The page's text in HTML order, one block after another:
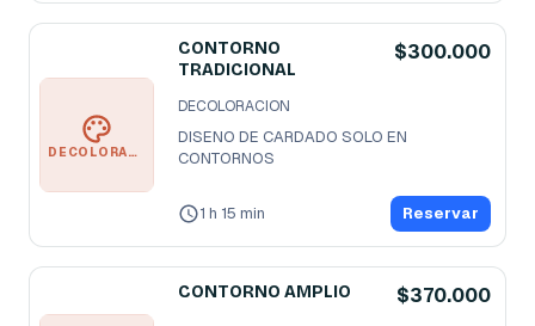
DECOLORACION
CONTORNO
TRADICIONAL
$300.000
DECOLORACION
DISENO DE CARDADO SOLO EN
CONTORNOS
1 h 15 min Reservar
CONTORNO AMPLIO $370.000